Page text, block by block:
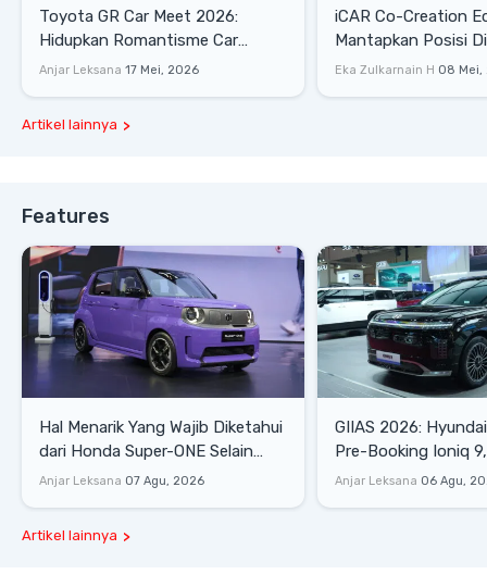
Toyota GR Car Meet 2026:
Hidupkan Romantisme Car
Culture Era 90-an
Anjar Leksana 17 Mei, 2026
iCAR Co-Creation
Mantapkan Posisi
Gaya Hidup
Eka Zulkarnain H 08 Mei,
Artikel lainnya
Features
Hal Menarik Yang Wajib Diketahui
dari Honda Super-ONE Selain
Harga
Anjar Leksana 07 Agu, 2026
GIIAS 2026:
Pre-Booking Ioniq
Rp1,49 Miliar
Anjar Leksana 06 Agu,
Artikel lainnya